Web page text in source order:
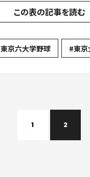
この表の記事を読む
京六大学野球 #東京
1 2